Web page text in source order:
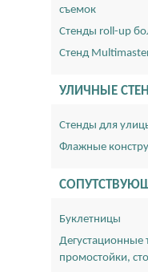
съемок
Стенды roll-up
Стенд
УЛИЧНЫЕ
Стенды для
Флажные
Буклетницы
Дегустационные
промостойки,